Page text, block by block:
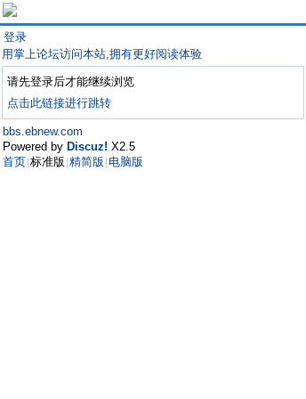
登录
用掌上论坛访问本站,拥有更好阅读体验
请先登录后才能继续浏览
点击此链接进行跳转
bbs.ebnew.com
Powered by Discuz! X2.5
首页 标准版 精简版 电脑版